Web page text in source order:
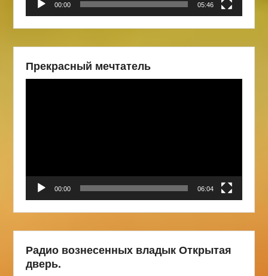
00:00 05:46
Прекрасный мечтатель
00:00 06:04
Радио вознесенных владык Открытая
дверь.